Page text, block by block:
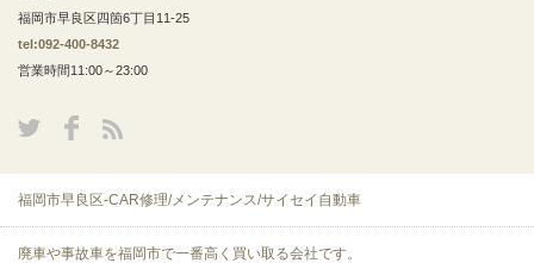
福岡市早良区四箇6丁目11-25
tel:092-400-8432
営業時間11:00～23:00
福岡市早良区-CAR修理/メンテナンス/サイセイ自動車
廃車や事故車を福岡市で一番高く買い取る会社です。